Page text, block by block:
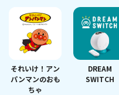
それいけ！アン
パンマンのおも
ちゃ
DREAM
SWITCH